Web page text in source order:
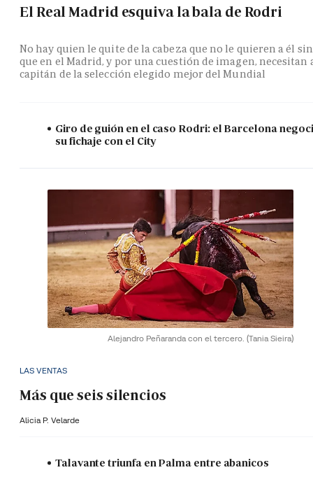
El Real Madrid esquiva la bala de Rodri
No hay quien le quite de la cabeza que no le quieren a él
que en el Madrid, y por una cuestión de imagen, necesitan
capitán de la selección elegido mejor del Mundial
Giro de guión en el caso Rodri: el Barcelona
su fichaje con el City
Alejandro Peñaranda con el tercero. (Tania Sieira)
LAS VENTAS
Más que seis silencios
Alicia P. Velarde
Talavante triunfa en Palma entre abanicos